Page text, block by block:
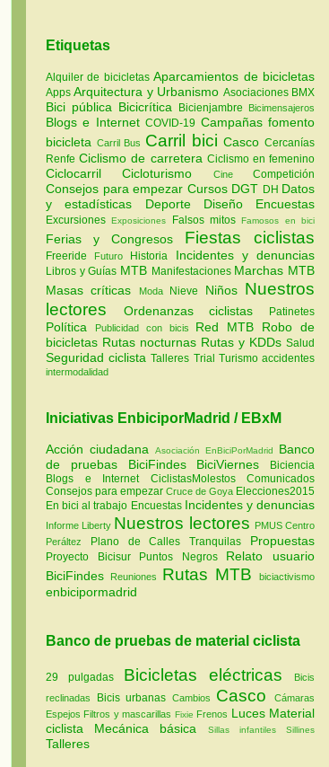
Etiquetas
Alquiler de bicicletasAparcamientos de bicicletas
AppsArquitectura y Urbanismo Asociaciones BMX
Bici pública Bicicrítica Bicienjambre Bicimensajeros
Blogs e InternetCOVID-19 Campañas fomento
bicicleta Carril Bus Carril biciCascoCercanías
RenfeCiclismo de carretera Ciclismo en femenino
CiclocarrilCicloturismo CineCompetición
Consejos para empezar Cursos DGT DH Datos
y estadísticas Deporte Diseño Encuestas
ExcursionesExposiciones Falsos mitosFamosos en bici
Ferias y Congresos Fiestas ciclistas
Freeride Futuro Historia Incidentes y denuncias
Libros y Guías MTB Manifestaciones Marchas MTB
Masas críticas
Moda Nieve Niños Nuestros
lectores
Ordenanzas ciclistas Patinetes
Política Publicidad con bicis Red MTB Robo de
bicicletas Rutas nocturnas Rutas y KDDs Salud
Seguridad ciclistaTalleres Trial Turismoaccidentes
intermodalidad
Iniciativas EnbiciporMadrid / EBxM
Acción ciudadana Asociación EnBiciPorMadrid
Banco
de pruebas
BiciFindes BiciViernes
Biciencia
Blogs e Internet
CiclistasMolestos
Comunicados
Consejos para empezar Cruce de Goya Elecciones2015
En bici al trabajo Encuestas Incidentes y denuncias
Informe Liberty Nuestros lectores
PMUS Centro
Peráltez
Plano de Calles Tranquilas Propuestas
Proyecto Bicisur Puntos Negros
Relato usuario
BiciFindes
Reuniones Rutas MTB biciactivismo
enbicipormadrid
Banco de pruebas de material ciclista
29 pulgadas Bicicletas eléctricas
Bicis
reclinadas
Bicis urbanas Cambios Casco
Cámaras
Espejos Filtros y mascarillas Fixie Frenos Luces Material
ciclista
Mecánica básica Sillas infantiles Sillines
Talleres